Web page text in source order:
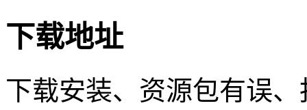
下载地址
下载安装、资源包有误